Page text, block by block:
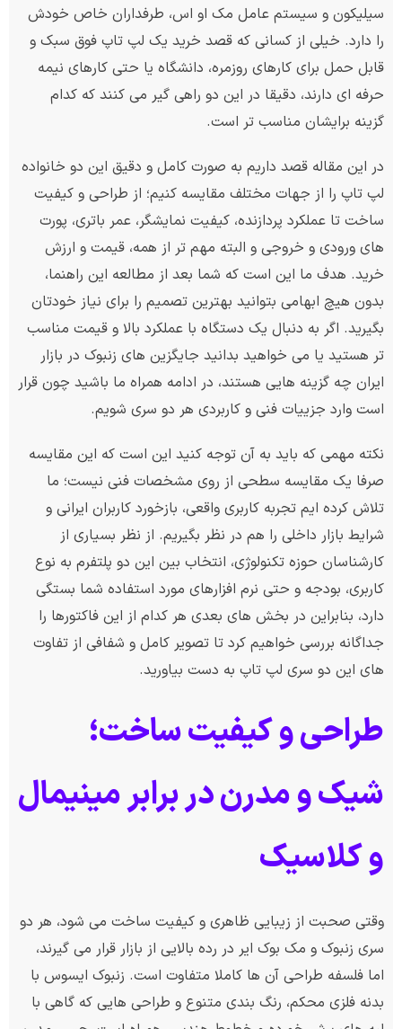
سیلیکون و سیستم عامل مک او اس، طرفداران خاص خودش
را دارد. خیلی از کسانی که قصد خرید یک لپ تاپ فوق سبک و
قابل حمل برای کارهای روزمره، دانشگاه یا حتی کارهای نیمه
حرفه ای دارند، دقیقا در این دو راهی گیر می کنند که کدام
گزینه برایشان مناسب تر است.
در این مقاله قصد داریم به صورت کامل و دقیق این دو خانواده
لپ تاپ را از جهات مختلف مقایسه کنیم؛ از طراحی و کیفیت
ساخت تا عملکرد پردازنده، کیفیت نمایشگر، عمر باتری، پورت
های ورودی و خروجی و البته مهم تر از همه، قیمت و ارزش
خرید. هدف ما این است که شما بعد از مطالعه این راهنما،
بدون هیچ ابهامی بتوانید بهترین تصمیم را برای نیاز خودتان
بگیرید. اگر به دنبال یک دستگاه با عملکرد بالا و قیمت مناسب
تر هستید یا می خواهید بدانید جایگزین های زنبوک در بازار
ایران چه گزینه هایی هستند، در ادامه همراه ما باشید چون قرار
است وارد جزییات فنی و کاربردی هر دو سری شویم.
نکته مهمی که باید به آن توجه کنید این است که این مقایسه
صرفا یک مقایسه سطحی از روی مشخصات فنی نیست؛ ما
تلاش کرده ایم تجربه کاربری واقعی، بازخورد کاربران ایرانی و
شرایط بازار داخلی را هم در نظر بگیریم. از نظر بسیاری از
کارشناسان حوزه تکنولوژی، انتخاب بین این دو پلتفرم به نوع
کاربری، بودجه و حتی نرم افزارهای مورد استفاده شما بستگی
دارد، بنابراین در بخش های بعدی هر کدام از این فاکتورها را
جداگانه بررسی خواهیم کرد تا تصویر کامل و شفافی از تفاوت
های این دو سری لپ تاپ به دست بیاورید.
طراحی و کیفیت ساخت؛
شیک و مدرن در برابر مینیمال
و کلاسیک
وقتی صحبت از زیبایی ظاهری و کیفیت ساخت می شود، هر دو
سری زنبوک و مک بوک ایر در رده بالایی از بازار قرار می گیرند،
اما فلسفه طراحی آن ها کاملا متفاوت است. زنبوک ایسوس با
بدنه فلزی محکم، رنگ بندی متنوع و طراحی هایی که گاهی با